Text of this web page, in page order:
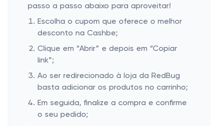
passo a passo abaixo para aproveitar!
Escolha o cupom que oferece o melhor
desconto na Cashbe;
Clique em “Abrir” e depois em “Copiar
link”;
Ao ser redirecionado à loja da RedBug
basta adicionar os produtos no carrinho;
Em seguida, finalize a compra e confirme
o seu pedido;